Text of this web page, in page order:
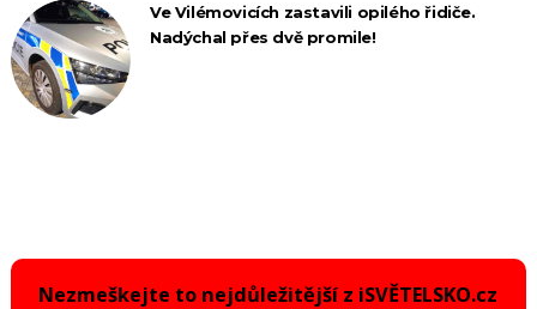
Ve Vilémovicích zastavili opilého řidiče.
Nadýchal přes dvě promile!
Nezmeškejte to nejdůležitější z iSVĚTELSKO.cz